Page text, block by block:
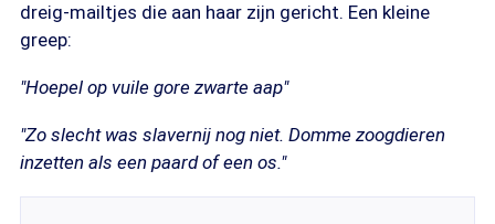
dreig-mailtjes die aan haar zijn gericht. Een kleine
greep:
"Hoepel op vuile gore zwarte aap"
"Zo slecht was slavernij nog niet. Domme zoogdieren
inzetten als een paard of een os."